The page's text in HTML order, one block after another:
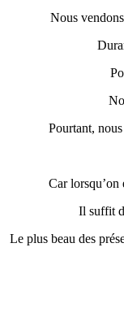
Nous
Pourtant,
Carlorsqu’on
Il suffit
Le plus beau des